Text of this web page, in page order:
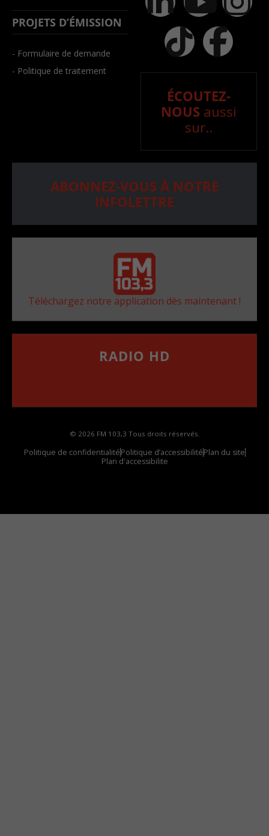
PROJETS D’ÉMISSION
- Formulaire de demande
- Politique de traitement
ÉCOUTEZ-
NOUS aussi
sur..
ABONNEZ-VOUS À NOTRE
INFOLETTRE
Téléchargez notre application dès maintenant !
RADIO HD
© 2026 FM 103,3 Tous droits réservés.
Politique de confidentialitéPolitique d’accessibilitéPlan du site
Plan d'accessibilite